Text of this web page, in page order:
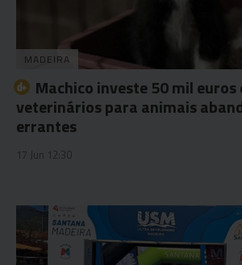
MADEIRA
Machico investe 50 mil euros
veterinários para animais
errantes
17 Jun 12:30